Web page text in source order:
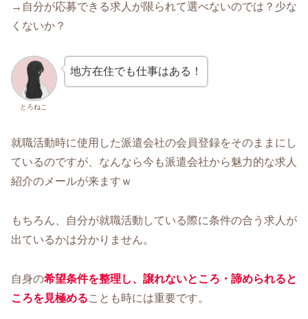
→自分が応募できる求人が限られて選べないのでは？少な
くないか？
とろねこ
地方在住でも仕事はある！
就職活動時に使用した派遣会社の会員登録をそのままにし
ているのですが、なんなら今も派遣会社から魅力的な求人
紹介のメールが来ますｗ
もちろん、自分が就職活動している際に条件の合う求人が
出ているかは分かりません。
自身の希望条件を整理し、譲れないところ・諦められると
ころを見極めることも時には重要です。